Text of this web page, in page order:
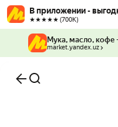
В приложении -
★★★★★ (700К)
Мука, масло, кофе
market.yandex.uz